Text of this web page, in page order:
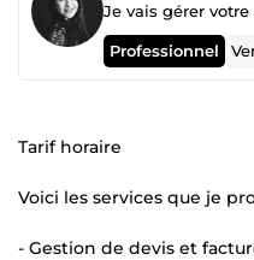
Professionnel
Tarif horaire
Voici les services que je
- Gestion de devis et